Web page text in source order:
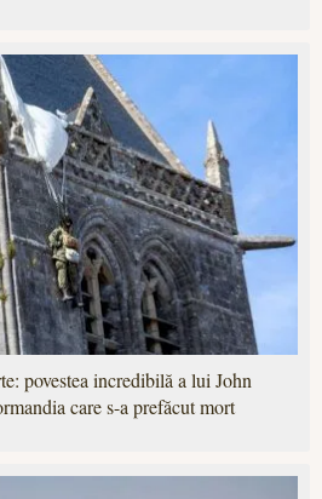
povestea incredibilă a lui John
care s-a prefăcut mort